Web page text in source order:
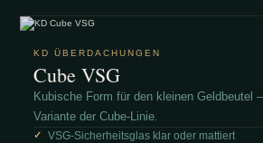
KD ÜBERDACHUNGEN
Cube VSG
Kubische Form für den kleinen Geldbeutel
Variante der Cube-Linie.
VSG-Sicherheitsglas klar oder mattiert